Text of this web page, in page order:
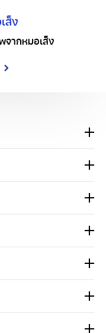
ส็ง
จากหมอเส็ง